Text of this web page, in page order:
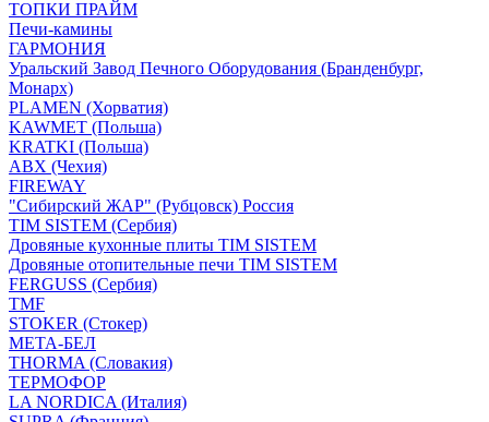
ТОПКИ ПРАЙМ
Печи-камины
ГАРМОНИЯ
Уральский Завод Печного Оборудования (Бранденбург,
Монарх)
PLAMEN (Хорватия)
KAWMET (Польша)
KRATKI (Польша)
ABX (Чехия)
FIREWAY
"Сибирский ЖАР" (Рубцовск) Россия
TIM SISTEM (Сербия)
Дровяные кухонные плиты TIM SISTEM
Дровяные отопительные печи TIM SISTEM
FERGUSS (Сербия)
TMF
STOKER (Стокер)
МЕТА-БЕЛ
THORMA (Словакия)
ТЕРМОФОР
LA NORDICA (Италия)